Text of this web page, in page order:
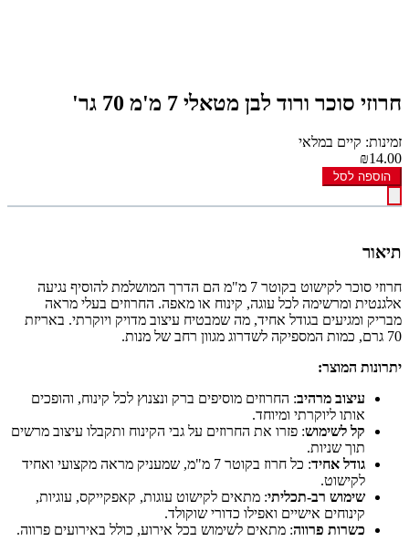
חרוזי סוכר ורוד לבן מטאלי 7 מ'מ 70 גר'
זמינות: קיים במלאי
₪14.00
הוספה לסל
תיאור
חרוזי סוכר לקישוט בקוטר 7 מ"מ הם הדרך המושלמת להוסיף נגיעה
אלגנטית ומרשימה לכל עוגה, קינוח או מאפה. החרוזים בעלי מראה
מבריק ומגיעים בגודל אחיד, מה שמבטיח עיצוב מדויק ויוקרתי. באריזת
70 גרם, כמות המספיקה לשדרוג מגוון רחב של מנות.
יתרונות המוצר:
עיצוב מרהיב: החרוזים מוסיפים ברק ונצנוץ לכל קינוח, והופכים
אותו ליוקרתי ומיוחד.
קל לשימוש: פזרו את החרוזים על גבי הקינוח ותקבלו עיצוב מרשים
תוך שניות.
גודל אחיד
: כל חרוז בקוטר 7 מ"מ, שמעניק מראה מקצועי ואחיד
לקישוט.
שימוש רב-תכליתי: מתאים לקישוט עוגות, קאפקייקס, עוגיות,
קינוחים אישיים ואפילו כדורי שוקולד.
כשרות פרווה: מתאים לשימוש בכל אירוע, כולל באירועים פרווה.